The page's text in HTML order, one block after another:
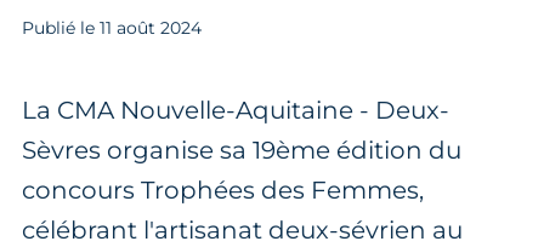
Publié le 11 août 2024
La CMA Nouvelle-Aquitaine - Deux-
Sèvres organise sa 19ème édition du
concours Trophées des Femmes,
célébrant l'artisanat deux-sévrien au